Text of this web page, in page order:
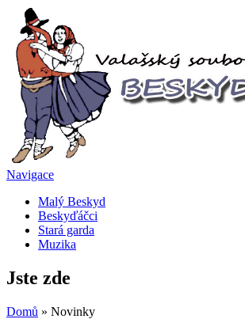
Navigace
Malý Beskyd
Beskyďáčci
Stará garda
Muzika
Jste zde
Domů » Novinky